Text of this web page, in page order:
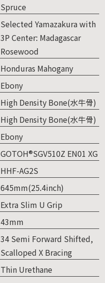
Spruce
Selected Yamazakura with
3P Center: Madagascar
Rosewood
Honduras Mahogany
Ebony
High Density Bone(水牛骨)
High Density Bone(水牛骨)
Ebony
GOTOH®SGV510Z EN01 XG
HHF-AG2S
645mm(25.4inch)
Extra Slim U Grip
43mm
34 Semi Forward Shifted,
Scalloped X Bracing
Thin Urethane